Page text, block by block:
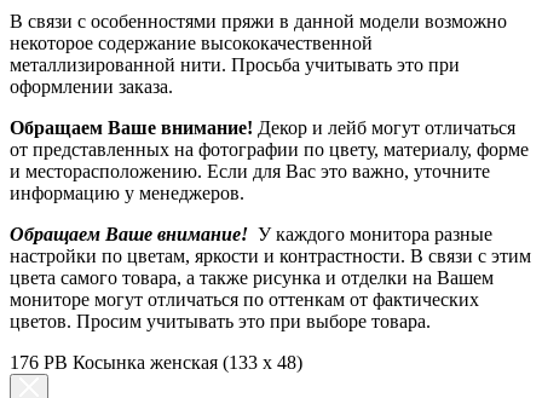
В связи с особенностями пряжи в данной модели возможно
некоторое содержание высококачественной
металлизированной нити. Просьба учитывать это при
оформлении заказа.
Обращаем Ваше внимание! Декор и лейб могут отличаться
от представленных на фотографии по цвету, материалу, форме
и месторасположению. Если для Вас это важно, уточните
информацию у менеджеров.
Обращаем Ваше внимание! У каждого монитора разные
настройки по цветам, яркости и контрастности. В связи с этим
цвета самого товара, а также рисунка и отделки на Вашем
мониторе могут отличаться по оттенкам от фактических
цветов. Просим учитывать это при выборе товара.
176 PB Косынка женская (133 х 48)